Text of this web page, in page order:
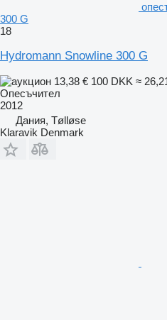
300 G
18
Hydromann Snowline 300 G
13,38 € 100 DKK ≈
Опесъчител
2012
Дания, Tølløse
Klaravik Denmark